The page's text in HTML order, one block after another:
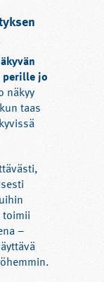
perille jo
näkyy
taas
–